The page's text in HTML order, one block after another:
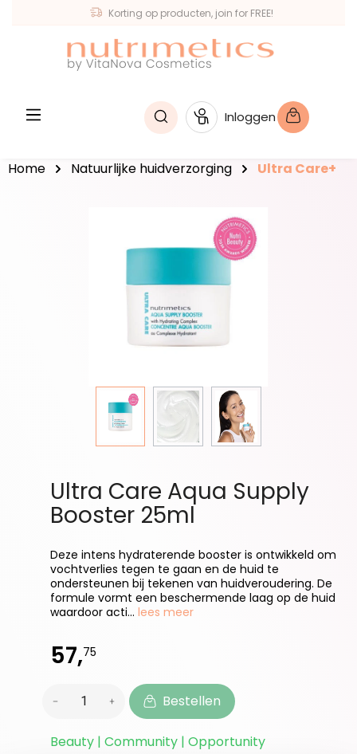
Korting op producten, join for FREE!
Inloggen
Home Natuurlijke huidverzorging Ultra Care+
Ultra Care Aqua Supply
Booster 25ml
Deze intens hydraterende booster is ontwikkeld om
vochtverlies tegen te gaan en de huid te
ondersteunen bij tekenen van huidveroudering. De
formule vormt een beschermende laag op de huid
waardoor acti... lees meer
57,75
Bestellen
Beauty | Community | Opportunity